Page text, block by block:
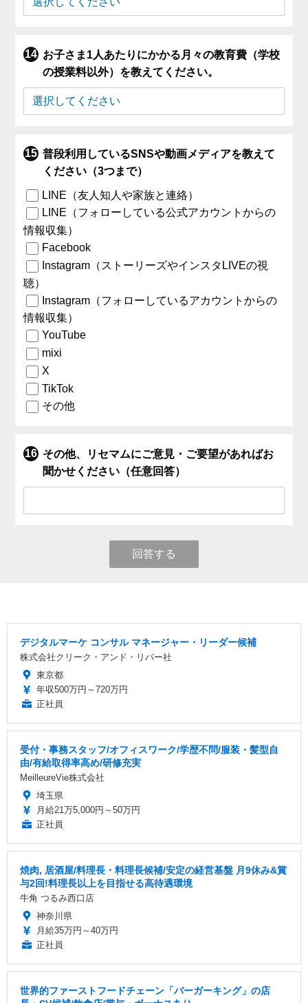
お子さま1人あたりにかかる月々の教育費（学校
の授業料以外）を教えてください。
普段利用しているSNSや動画メディアを教えて
ください（3つまで）
LINE（友人知人や家族と連絡）
LINE（フォローしている公式アカウントからの
情報収集）
Facebook
Instagram（ストーリーズやインスタLIVEの視
聴）
Instagram（フォローしているアカウントからの
情報収集）
YouTube
mixi
X
TikTok
その他
その他、リセマムにご意見・ご要望があればお
聞かせください（任意回答）
回答する
デジタルマーケ コンサル マネージャー・リーダー候補
株式会社クリーク・アンド・リバー社
東京都
年収500万円～720万円
正社員
受付・事務スタッフ/オフィスワーク/学歴不問/服装・髪型自
由/有給取得率高め/研修充実
MeilleureVie株式会社
埼玉県
月給21万5,000円～50万円
正社員
焼肉, 居酒屋/料理長・料理長候補/安定の経営基盤 月9休み&賞
与2回!料理長以上を目指せる高待遇環境
牛角 つるみ西口店
神奈川県
月給35万円～40万円
正社員
世界的ファーストフードチェーン「バーガーキング」の店